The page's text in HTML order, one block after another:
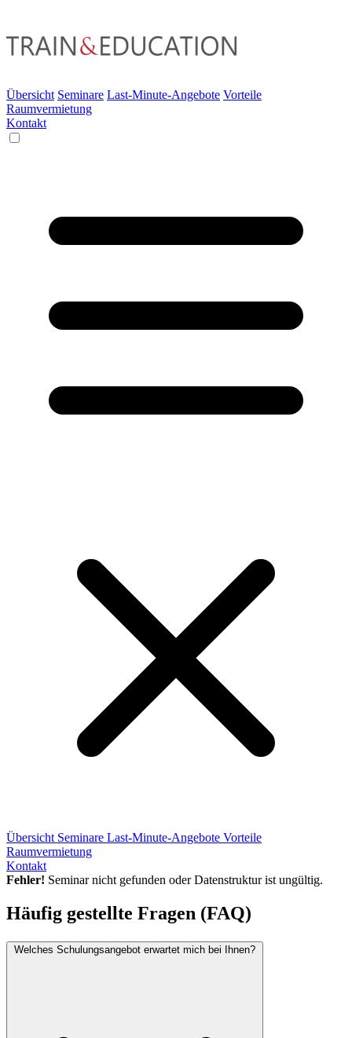
Übersicht Seminare Last-Minute-Angebote Vorteile
Raumvermietung
Kontakt
Übersicht Seminare Last-Minute-Angebote Vorteile
Raumvermietung
Kontakt
Fehler! Seminar nicht gefunden oder Datenstruktur ist ungültig.
Häufig gestellte Fragen (FAQ)
Welches Schulungsangebot erwartet mich bei Ihnen?